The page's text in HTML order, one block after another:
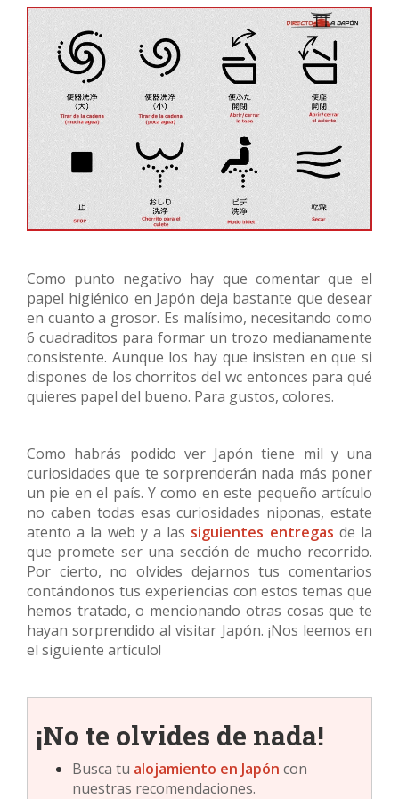
Como punto negativo hay que comentar que el
papel higiénico en Japón deja bastante que desear
en cuanto a grosor. Es malísimo, necesitando como
6 cuadraditos para formar un trozo medianamente
consistente. Aunque los hay que insisten en que si
dispones de los chorritos del wc entonces para qué
quieres papel del bueno. Para gustos, colores.
Como habrás podido ver Japón tiene mil y una
curiosidades que te sorprenderán nada más poner
un pie en el país. Y como en este pequeño artículo
no caben todas esas curiosidades niponas, estate
atento a la web y a las siguientes entregas de la
que promete ser una sección de mucho recorrido.
Por cierto, no olvides dejarnos tus comentarios
contándonos tus experiencias con estos temas que
hemos tratado, o mencionando otras cosas que te
hayan sorprendido al visitar Japón. ¡Nos leemos en
el siguiente artículo!
¡No te olvides de nada!
Busca tu alojamiento en Japón con
nuestras recomendaciones.